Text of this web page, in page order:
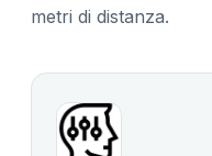
metri di distanza.